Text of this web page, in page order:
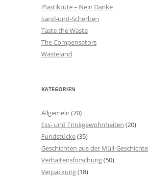
Plastiktüte – Nein Danke
Sand-und-Scherben
Taste the Waste
The Compensators
Wasteland
KATEGORIEN
Allgemein (70)
Ess- und Trinkgewohnheiten (20)
Fundstücke(35)
Geschichten aus der Müll-Geschichte
Verhaltensforschung(50)
Verpackung(18)